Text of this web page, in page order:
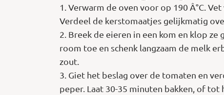
1. Verwarm de oven voor op 190 Â°C.
Verdeel de kerstomaatjes gelijkmatig
2. Breek de eieren in een kom en klop
room toe en schenk langzaam de melk
zout.
3. Giet het beslag over de tomaten en
peper. Laat 30-35 minuten bakken, of tot